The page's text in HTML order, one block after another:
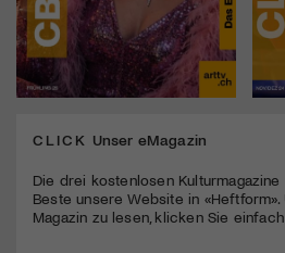
CLICK Unser eMagazin
Die drei kostenlosen
Beste unsere Website in
Magazin zu lesen, klicken Sie